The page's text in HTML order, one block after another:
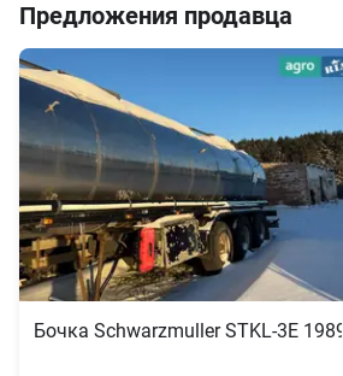
Предложения продавца
Бочка Schwarzmuller STKL-3E 1989